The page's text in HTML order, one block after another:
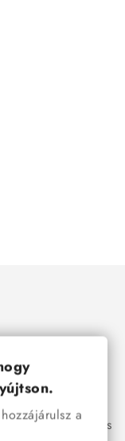
és tartós
amelyek
is:
,fülbevalók
és
a